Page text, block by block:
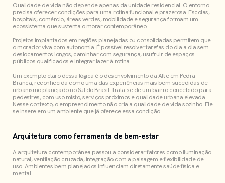
Qualidade de vida não depende apenas da unidade residencial. O entorno
precisa oferecer condições para uma rotina funcional e prazerosa. Escolas,
hospitais, comércio, áreas verdes, mobilidade e segurança formam um
ecossistema que sustenta o morar contemporâneo.
Projetos implantados em regiões planejadas ou consolidadas permitem que
o morador viva com autonomia. É possível resolver tarefas do dia a dia sem
deslocamentos longos, caminhar com segurança, usufruir de espaços
públicos qualificados e integrar lazer à rotina.
Um exemplo claro dessa lógica é o desenvolvimento da Allie em Pedra
Branca, reconhecida como uma das experiências mais bem-sucedidas de
urbanismo planejado no Sul do Brasil. Trata-se de um bairro concebido para
pedestres, com uso misto, serviços próximos e qualidade urbana elevada.
Nesse contexto, o empreendimento não cria a qualidade de vida sozinho. Ele
se insere em um ambiente que já oferece essa condição.
Arquitetura como ferramenta de bem-estar
A arquitetura contemporânea passou a considerar fatores como iluminação
natural, ventilação cruzada, integração com a paisagem e flexibilidade de
uso. Ambientes bem planejados influenciam diretamente saúde física e
mental.